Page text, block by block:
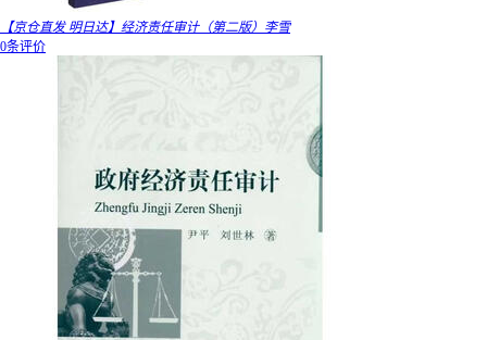
【京仓直发 明日达】经济责任审计（第二版）李雪
0条评价